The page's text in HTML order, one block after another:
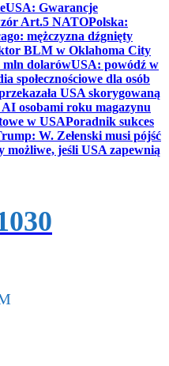
USA: Gwarancje
Art.5 NATOPolska:
mężczyzna dźgnięty
BLM w Oklahoma City
mln dolarówUSA: powódź w
społecznościowe dla osób
USA skorygowaną
osobami roku magazynu
w USAPoradnik sukces
W. Zełenski musi pójść
możliwe, jeśli USA zapewnią